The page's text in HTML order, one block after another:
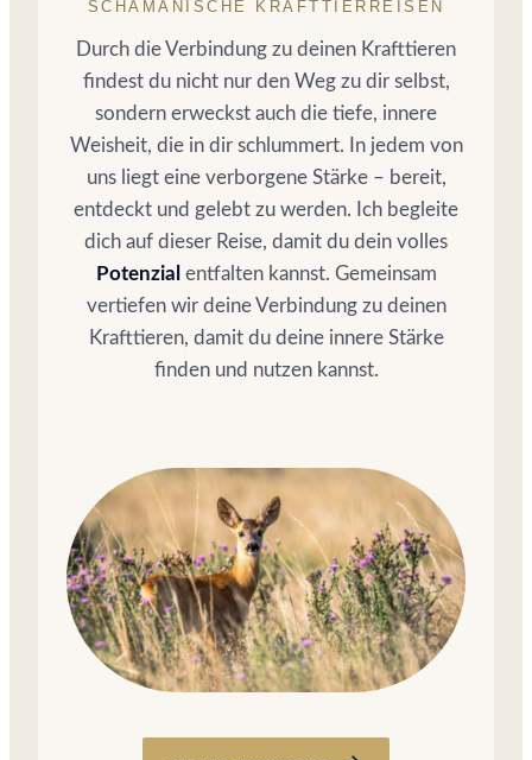
SCHAMANISCHE KRAFTTIERREISEN
Durch die Verbindung zu deinen Krafttieren
findest du nicht nur den Weg zu dir selbst,
sondern erweckst auch die tiefe, innere
Weisheit, die in dir schlummert. In jedem von
uns liegt eine verborgene Stärke – bereit,
entdeckt und gelebt zu werden. Ich begleite
dich auf dieser Reise, damit du dein volles
Potenzial entfalten kannst. Gemeinsam
vertiefen wir deine Verbindung zu deinen
Krafttieren, damit du deine innere Stärke
finden und nutzen kannst.